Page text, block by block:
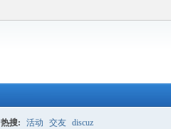
热搜: 活动 交友 discuz